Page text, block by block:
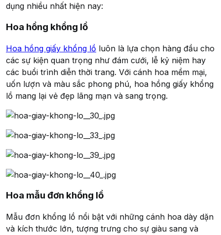
dụng nhiều nhất hiện nay:
Hoa hồng khổng lồ
Hoa hồng giấy khổng lồ luôn là lựa chọn hàng đầu cho
các sự kiện quan trọng như đám cưới, lễ kỷ niệm hay
các buổi trình diễn thời trang. Với cánh hoa mềm mại,
uốn lượn và màu sắc phong phú, hoa hồng giấy khổng
lồ mang lại vẻ đẹp lãng mạn và sang trọng.
Hoa mẫu đơn khổng lồ
Mẫu đơn khổng lồ nổi bật với những cánh hoa dày dặn
và kích thước lớn, tượng trưng cho sự giàu sang và